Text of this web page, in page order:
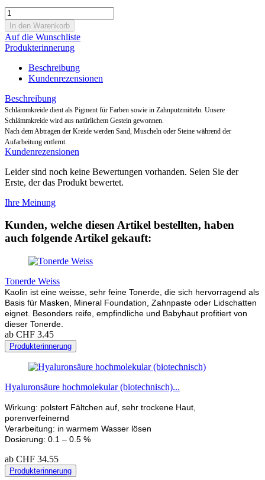
Auf die Wunschliste
Produkterinnerung
Beschreibung
Kundenrezensionen
Beschreibung
Schlämmkreide dient als Pigment für Farben sowie in Zahnputzmitteln. Unsere
Schlämmkreide wird aus natürlichem Gestein gewonnen.
Nach dem Abtragen der Kreide werden Sand, Muscheln oder Steine während der
Aufarbeitung entfernt.
Kundenrezensionen
Leider sind noch keine Bewertungen vorhanden. Seien Sie der
Erste, der das Produkt bewertet.
Ihre Meinung
Kunden, welche diesen Artikel bestellten, haben
auch folgende Artikel gekauft:
Tonerde Weiss
Kaolin ist eine weisse, sehr feine Tonerde, die sich hervorragend als
Basis für Masken, Mineral Foundation, Zahnpaste oder Lidschatten
eignet. Besonders reife, empfindliche und Babyhaut profitiert von
dieser Tonerde.
ab CHF 3.45
Produkterinnerung
Hyaluronsäure hochmolekular (biotechnisch)...
Wirkung: polstert Fältchen auf, sehr trockene Haut,
porenverfeinernd
Verarbeitung: in warmem Wasser lösen
Dosierung: 0.1 – 0.5 %
ab CHF 34.55
Produkterinnerung